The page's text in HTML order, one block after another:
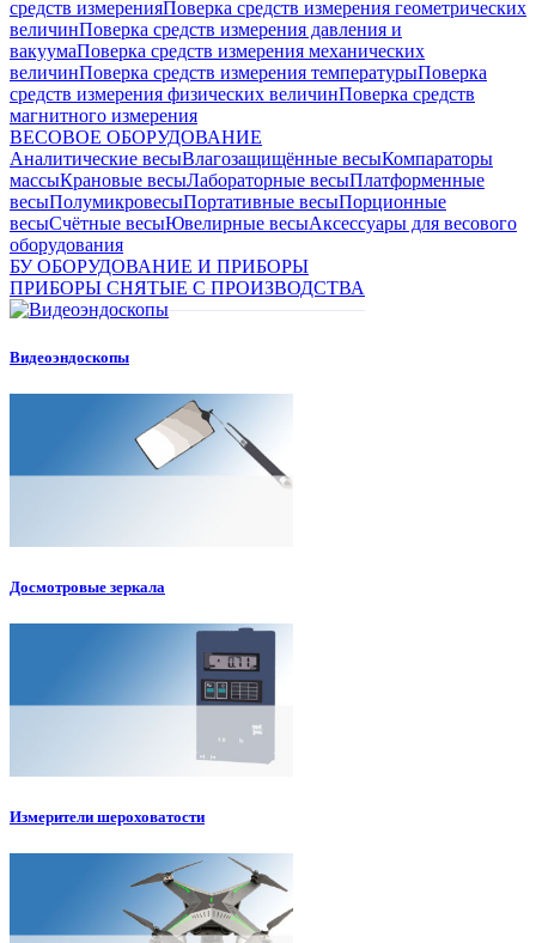
средств измеренияПоверка средств измерения геометрических
величинПоверка средств измерения давления и
вакуумаПоверка средств измерения механических
величинПоверка средств измерения температурыПоверка
средств измерения физических величинПоверка средств
магнитного измерения
ВЕСОВОЕ ОБОРУДОВАНИЕ
Аналитические весыВлагозащищённые весыКомпараторы
массыКрановые весыЛабораторные весыПлатформенные
весыПолумикровесыПортативные весыПорционные
весыСчётные весыЮвелирные весыАксессуары для весового
оборудования
БУ ОБОРУДОВАНИЕ И ПРИБОРЫ
ПРИБОРЫ СНЯТЫЕ С ПРОИЗВОДСТВА
Видеоэндоскопы
Досмотровые зеркала
Измерители шероховатости